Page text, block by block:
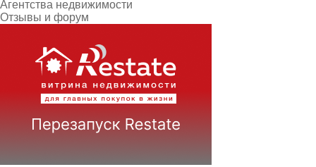
Агентства недвижимости
Отзывы и форум